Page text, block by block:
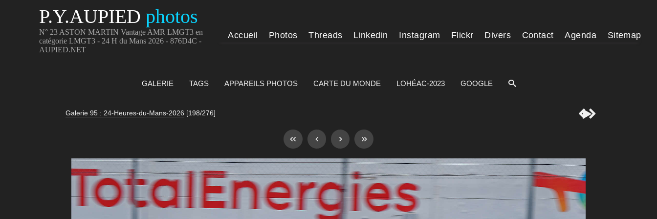
P.Y.AUPIED photos
N° 23 ASTON MARTIN Vantage AMR LMGT3 en
catégorie LMGT3 - 24 H du Mans 2026 - 876D4C -
AUPIED.NET
Accueil Photos Threads Linkedin Instagram Flickr Divers Contact Agenda Sitemap
GALERIE TAGS APPAREILS PHOTOS CARTE DU MONDE LOHÉAC-2023 GOOGLE
Galerie 95 : 24-Heures-du-Mans-2026 [198/276] 